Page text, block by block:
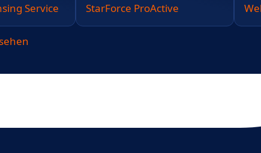
Service
StarForce ProActive